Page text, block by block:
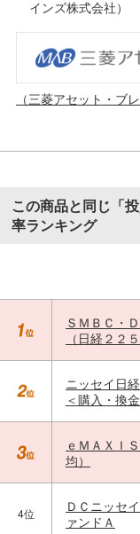
インズ株式会社）
（三菱アセット・ブ
この商品と同じ「
率ランキング
ＳＭＢＣ・
（日経２２５
ニッセイ日
＜購入・換
ｅＭＡＸＩ
均）
4位
ＤＣニッセ
ァンドＡ